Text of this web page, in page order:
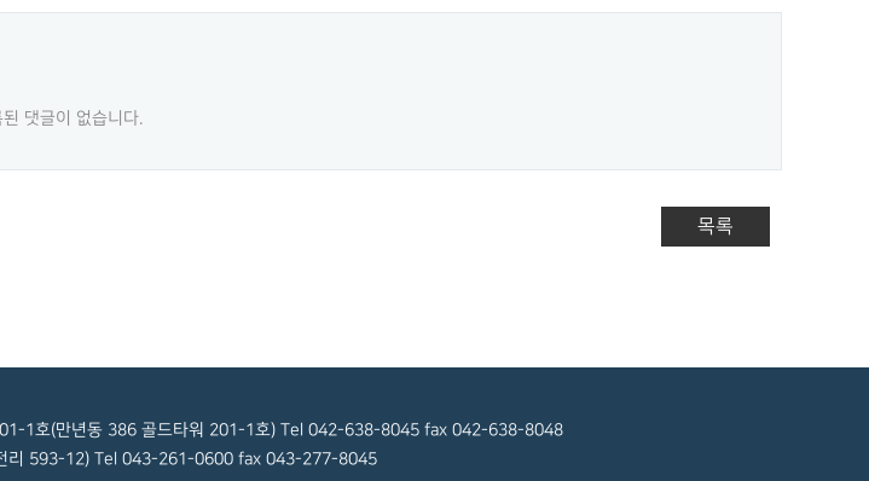
된 댓글이 없습니다.
목록
1호(만년동 386 골드타워 201-1호) Tel 042-638-8045 fax 042-638-8048
리 593-12) Tel 043-261-0600 fax 043-277-8045